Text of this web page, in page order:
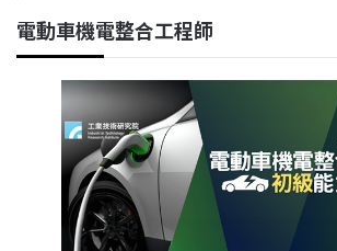
電動車機電整合工程師